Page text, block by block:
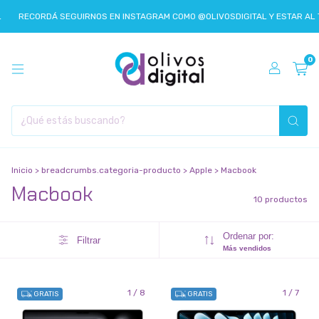
RECORDÁ SEGUIRNOS EN INSTAGRAM COMO @OLIVOSDIGITAL Y ESTAR AL
0
Inicio > breadcrumbs.categoria-producto > Apple > Macbook
Macbook 10 productos
Filtrar Ordenar por:
Más vendidos
1 / 8
GRATIS 1 / 7
GRATIS